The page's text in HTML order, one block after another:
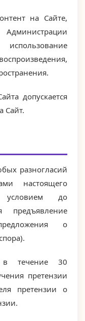
на Сайте,
допускается
Сайт.
разногласий
настоящего
условием до
о
в течение 30
претензии
претензии о